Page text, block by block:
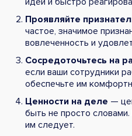
Проявляйте
частое, значимое
вовлеченность и
Сосредоточьтесь на
если ваши сотрудники
обеспечьте им
Ценности на деле —
быть не просто
им следует.